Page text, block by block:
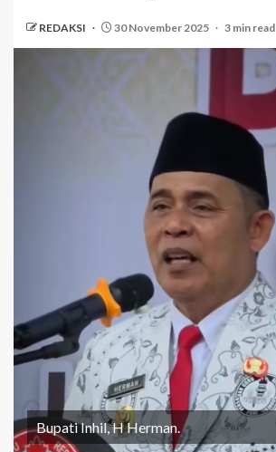
REDAKSI 30 November 2025 3 min read
Bupati Inhil, H Herman.